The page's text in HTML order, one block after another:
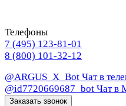
Телефоны
7 (495) 123-81-01
8 (800) 101-32-12
@ARGUS_X_Bot Чат в
@id7720669687_bot Чат в
Заказать звонок